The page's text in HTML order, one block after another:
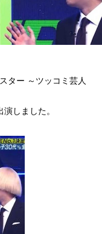
ター ～ツッコミ芸人
しました。